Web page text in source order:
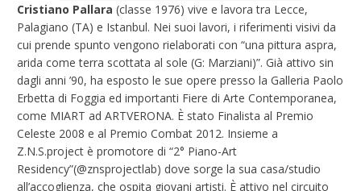
Cristiano Pallara(classe 1976) vive e lavora tra Lecce,
Palagiano (TA) e Istanbul. Nei suoi lavori, i riferimenti visivi da
cui prende spunto vengono rielaborati con “una pittura aspra,
arida come terra scottata al sole (G: Marziani)”. Già attivo sin
dagli anni ’90, ha esposto le sue opere presso la Galleria Paolo
Erbetta di Foggia ed importanti Fiere di Arte Contemporanea,
come MIART ad ARTVERONA. È stato Finalista al Premio
Celeste 2008 e al Premio Combat 2012. Insieme a
Z.N.S.project è promotore di “2° Piano-Art
Residency”(@znsprojectlab) dove sorge la sua casa/studio
all’accoglienza, che ospita giovani artisti. È attivo nel circuito